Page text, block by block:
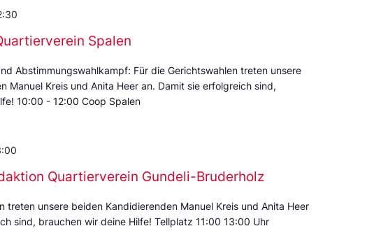
Spalen
Abstimmungswahlkampf: Für die Gerichtswahlen treten unsere
Manuel Kreis und Anita Heer an. Damit sie erfolgreich sind,
10:00 - 12:00 Coop Spalen
Quartierverein Gundeli-Bruderholz
treten unsere beiden Kandidierenden Manuel Kreis und Anita Heer
sind, brauchen wir deine Hilfe! Tellplatz 11:00 13:00 Uhr